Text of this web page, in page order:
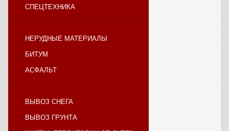
СПЕЦТЕХНИКА
НЕРУДНЫЕ МАТЕРИАЛЫ
БИТУМ
АСФАЛЬТ
ВЫВОЗ СНЕГА
ВЫВОЗ ГРУНТА